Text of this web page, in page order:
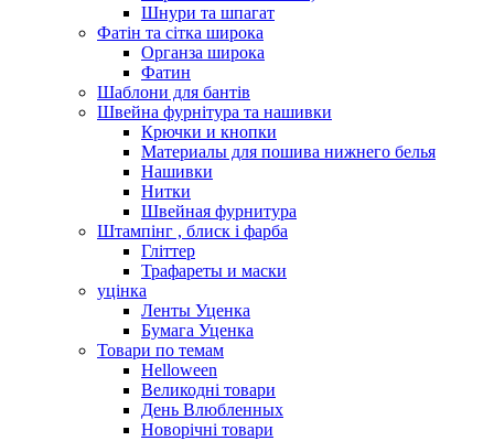
Шнури та шпагат
Фатін та сітка широка
Органза широка
Фатин
Шаблони для бантів
Швейна фурнітура та нашивки
Крючки и кнопки
Материалы для пошива нижнего белья
Нашивки
Нитки
Швейная фурнитура
Штампінг , блиск і фарба
Гліттер
Трафареты и маски
уцінка
Ленты Уценка
Бумага Уценка
Товари по темам
Helloween
Великодні товари
День Влюбленных
Новорічні товари